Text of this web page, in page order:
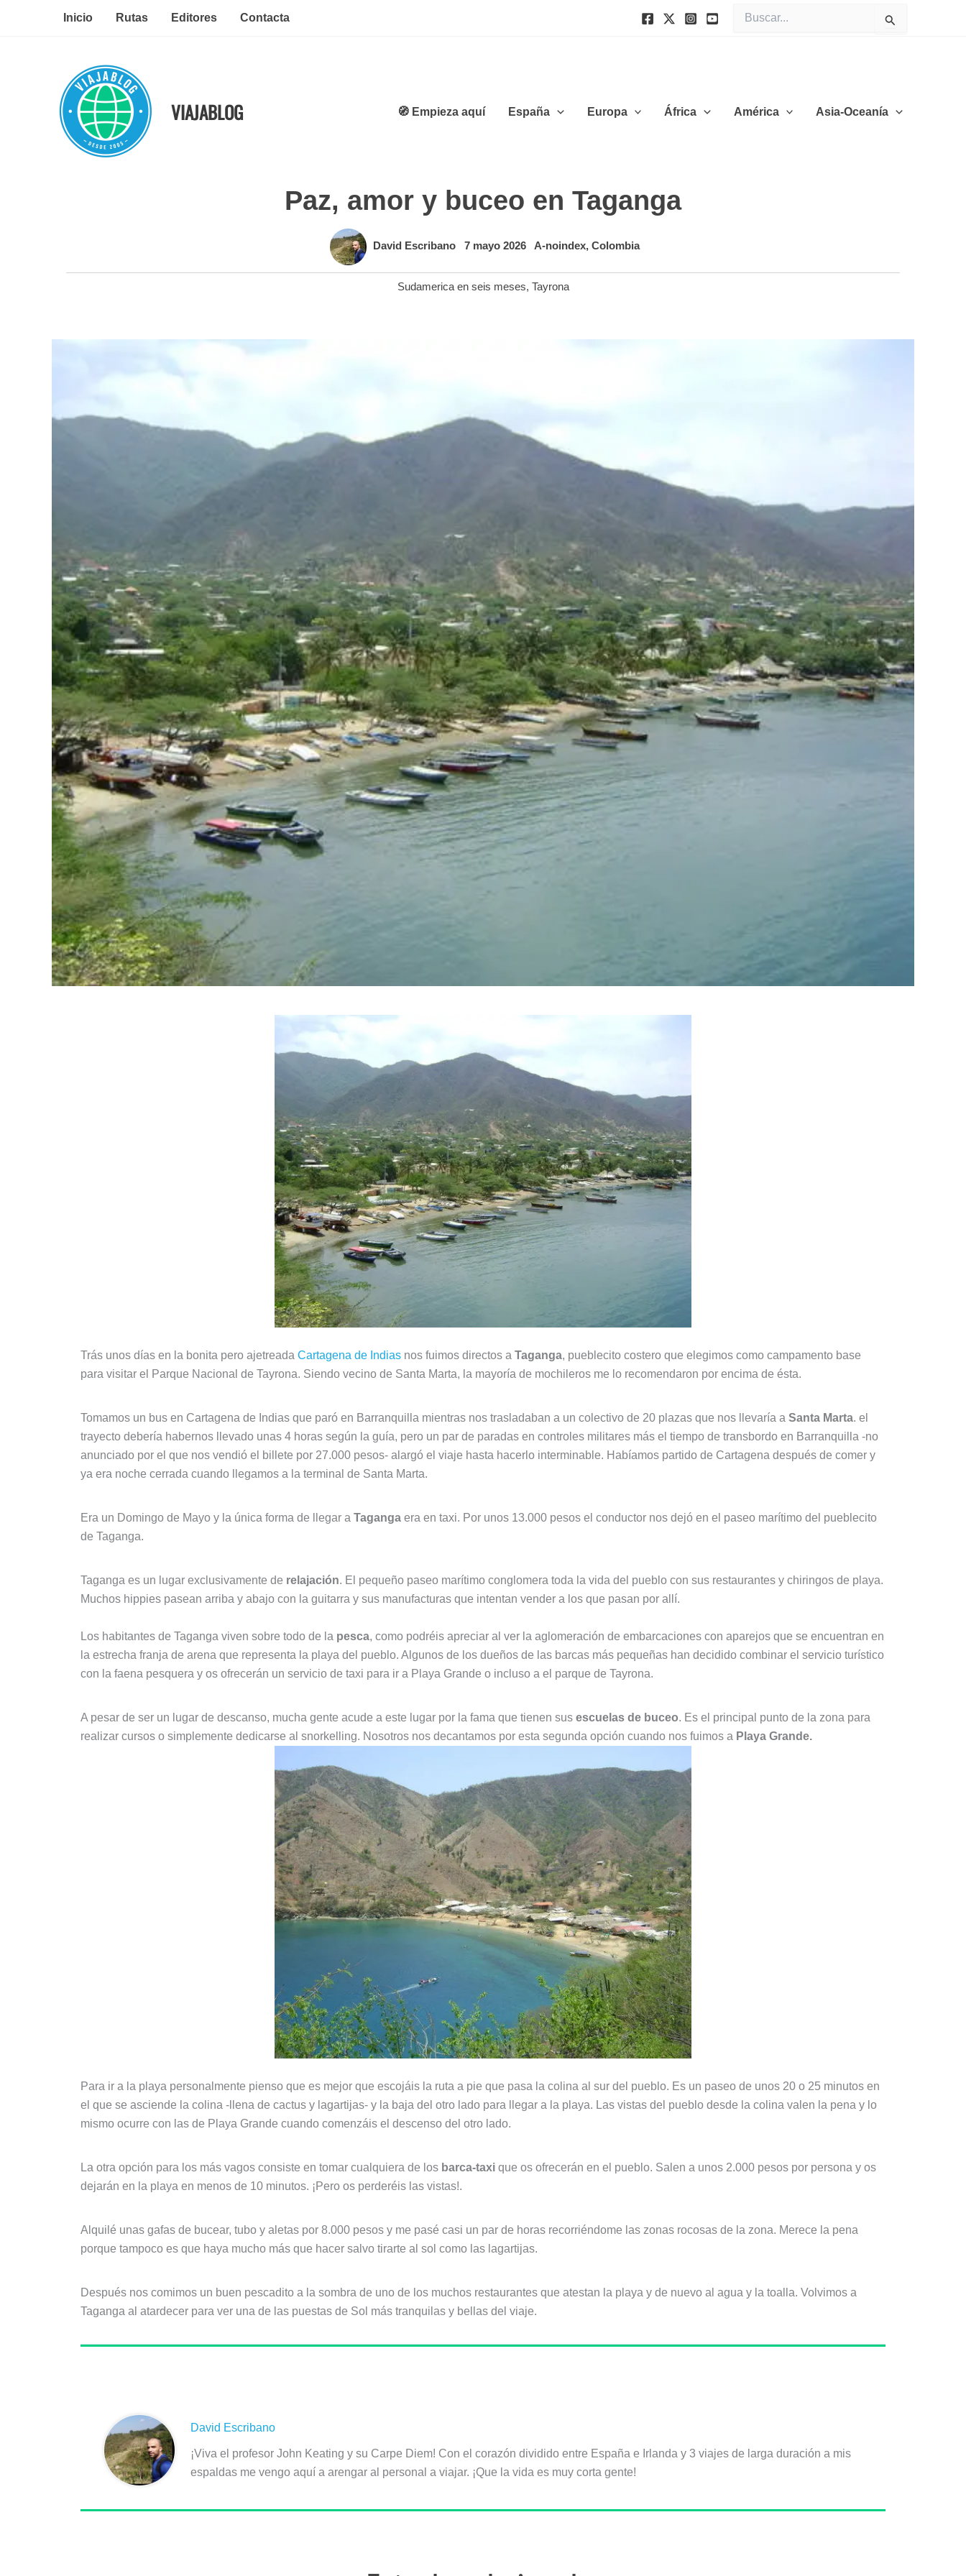
Inicio Rutas Editores Contacta
por:
VIAJABLOG 🧭 Empieza aquí España Europa África América Asia-Oceanía
Paz, amor y buceo en Taganga
David Escribano 7 mayo 2026 A-noindex, Colombia
Sudamerica en seis meses, Tayrona
Trás unos días en la bonita pero ajetreada Cartagena de Indias nos fuimos directos a Taganga, pueblecito costero que elegimos como campamento base
para visitar el Parque Nacional de Tayrona. Siendo vecino de Santa Marta, la mayoría de mochileros me lo recomendaron por encima de ésta.
Tomamos un bus en Cartagena de Indias que paró en Barranquilla mientras nos trasladaban a un colectivo de 20 plazas que nos llevaría a Santa Marta. el
trayecto debería habernos llevado unas 4 horas según la guía, pero un par de paradas en controles militares más el tiempo de transbordo en Barranquilla -no
anunciado por el que nos vendió el billete por 27.000 pesos- alargó el viaje hasta hacerlo interminable. Habíamos partido de Cartagena después de comer y
ya era noche cerrada cuando llegamos a la terminal de Santa Marta.
Era un Domingo de Mayo y la única forma de llegar a Taganga era en taxi. Por unos 13.000 pesos el conductor nos dejó en el paseo marítimo del pueblecito
de Taganga.
Taganga es un lugar exclusivamente de relajación. El pequeño paseo marítimo conglomera toda la vida del pueblo con sus restaurantes y chiringos de playa.
Muchos hippies pasean arriba y abajo con la guitarra y sus manufacturas que intentan vender a los que pasan por allí.
Los habitantes de Taganga viven sobre todo de la pesca, como podréis apreciar al ver la aglomeración de embarcaciones con aparejos que se encuentran en
la estrecha franja de arena que representa la playa del pueblo. Algunos de los dueños de las barcas más pequeñas han decidido combinar el servicio turístico
con la faena pesquera y os ofrecerán un servicio de taxi para ir a Playa Grande o incluso a el parque de Tayrona.
A pesar de ser un lugar de descanso, mucha gente acude a este lugar por la fama que tienen sus escuelas de buceo. Es el principal punto de la zona para
realizar cursos o simplemente dedicarse al snorkelling. Nosotros nos decantamos por esta segunda opción cuando nos fuimos a Playa Grande.
Para ir a la playa personalmente pienso que es mejor que escojáis la ruta a pie que pasa la colina al sur del pueblo. Es un paseo de unos 20 o 25 minutos en
el que se asciende la colina -llena de cactus y lagartijas- y la baja del otro lado para llegar a la playa. Las vistas del pueblo desde la colina valen la pena y lo
mismo ocurre con las de Playa Grande cuando comenzáis el descenso del otro lado.
La otra opción para los más vagos consiste en tomar cualquiera de los barca-taxi que os ofrecerán en el pueblo. Salen a unos 2.000 pesos por persona y os
dejarán en la playa en menos de 10 minutos. ¡Pero os perderéis las vistas!.
Alquilé unas gafas de bucear, tubo y aletas por 8.000 pesos y me pasé casi un par de horas recorriéndome las zonas rocosas de la zona. Merece la pena
porque tampoco es que haya mucho más que hacer salvo tirarte al sol como las lagartijas.
Después nos comimos un buen pescadito a la sombra de uno de los muchos restaurantes que atestan la playa y de nuevo al agua y la toalla. Volvimos a
Taganga al atardecer para ver una de las puestas de Sol más tranquilas y bellas del viaje.
David Escribano
¡Viva el profesor John Keating y su Carpe Diem! Con el corazón dividido entre España e Irlanda y 3 viajes de larga duración a mis
espaldas me vengo aquí a arengar al personal a viajar. ¡Que la vida es muy corta gente!